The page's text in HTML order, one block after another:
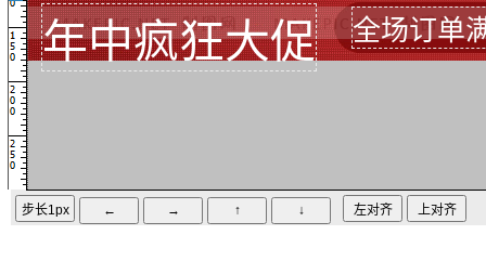
年中疯狂大促 全场订单